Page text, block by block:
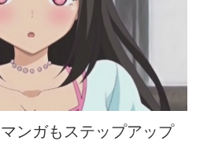
ンガもステップアップ